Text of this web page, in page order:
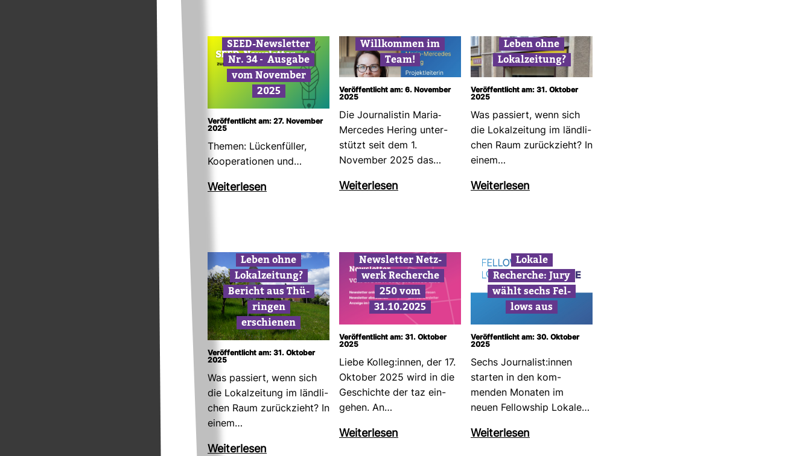
SEED-​News­letter
Nr. 34 – Aus­gabe
vom November
2025
Veröffentlicht am: 27. November
2025
Themen: Lücken­füller,
Koope­ra­tionen und…
Wei­ter­lesen
Will­kommen im
Team!
Veröffentlicht am: 6. November
2025
Die Jour­na­listin Maria-​
Mer­cedes Hering unter­
stützt seit dem 1.
November 2025 das…
Wei­ter­lesen
Leben ohne
Lokal­zei­tung?
Veröffentlicht am: 31. Oktober
2025
Was pas­siert, wenn sich
die Lokal­zei­tung im länd­li­
chen Raum zurück­zieht? In
einem…
Wei­ter­lesen
Leben ohne
Lokal­zei­tung?
Bericht aus Thü­
ringen
erschienen
Veröffentlicht am: 31. Oktober
2025
Was pas­siert, wenn sich
die Lokal­zei­tung im länd­li­
chen Raum zurück­zieht? In
einem…
Wei­ter­lesen
News­letter Netz­
werk Recherche
250 vom
31.10.2025
Veröffentlicht am: 31. Oktober
2025
Liebe Kolleg:innen, der 17.
Oktober 2025 wird in die
Geschichte der taz ein­
gehen. An…
Wei­ter­lesen
Lokale
Recherche: Jury
wählt sechs Fel­
lows aus
Veröffentlicht am: 30. Oktober
2025
Sechs Jour­na­list:innen
starten in den kom­
menden Monaten im
neuen Fel­low­ship Lokale…
Wei­ter­lesen